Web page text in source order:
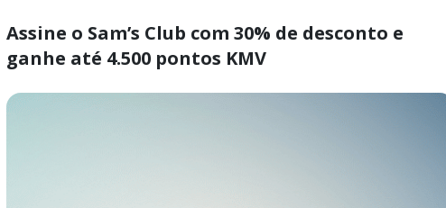
Assine o Sam’s Club com 30% de desconto e
ganhe até 4.500 pontos KMV